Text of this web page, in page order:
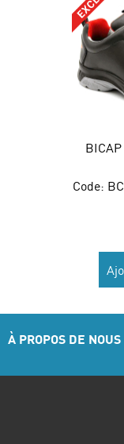
Code:
À PROPOS DE NOUS